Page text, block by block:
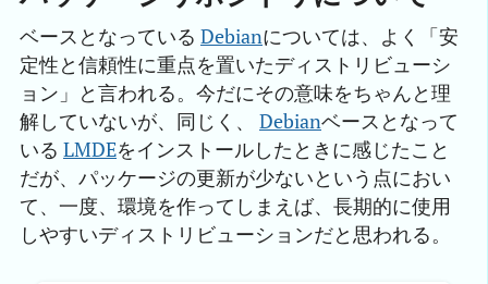
ベースとなっている Debianについては、よく「安
定性と信頼性に重点を置いたディストリビューシ
ョン」と言われる。今だにその意味をちゃんと理
解していないが、同じく、 Debianベースとなって
いる LMDEをインストールしたときに感じたこと
だが、パッケージの更新が少ないという点におい
て、一度、環境を作ってしまえば、長期的に使用
しやすいディストリビューションだと思われる。